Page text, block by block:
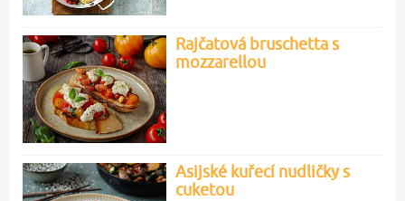
Rajčatová bruschetta s
mozzarellou
Asijské kuřecí nudličky s
cuketou